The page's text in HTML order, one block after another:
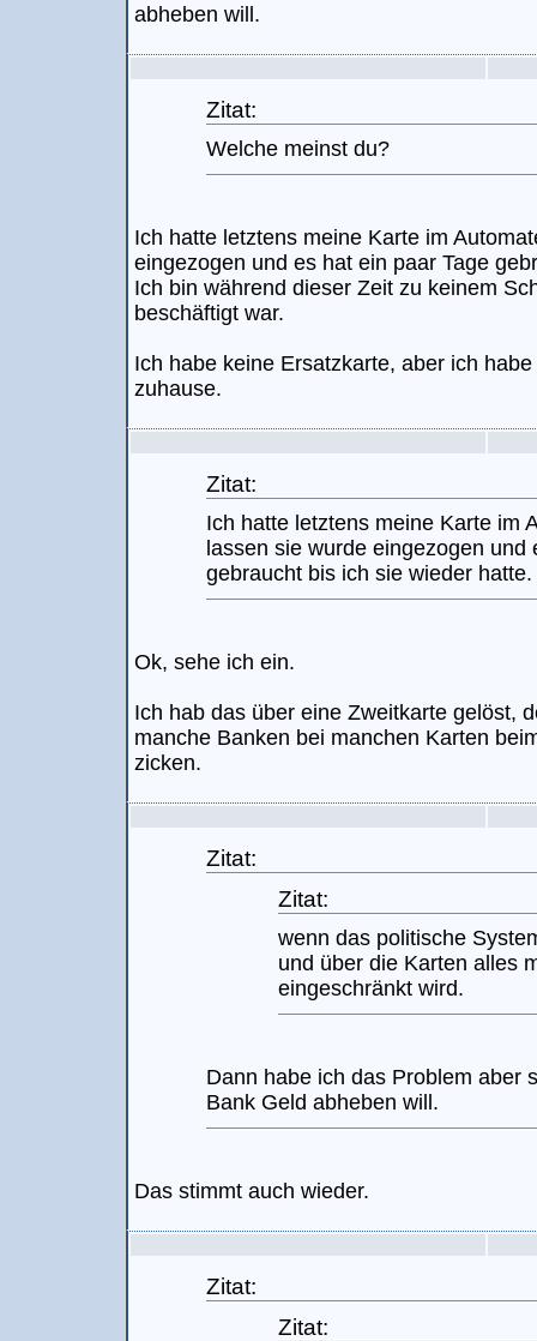
abheben will.
Zitat:
Welche meinst du?
Ich hatte letztens meine Karte im
eingezogen und es hat ein paar Tage
Ich bin während dieser Zeit zu keinem
beschäftigt war.
Ich habe keine Ersatzkarte, aber ich
zuhause.
Zitat:
Ich hatte letztens meine Karte im
lassen sie wurde eingezogen und
gebraucht bis ich sie wieder hatte.
Ok, sehe ich ein.
Ich hab das über eine Zweitkarte gelöst,
manche Banken bei manchen Karten
zicken.
Zitat:
Zitat:
wenn das politische
und über die Karten alles
eingeschränkt wird.
Dann habe ich das Problem aber
Bank Geld abheben will.
Das stimmt auch wieder.
Zitat:
Zitat: